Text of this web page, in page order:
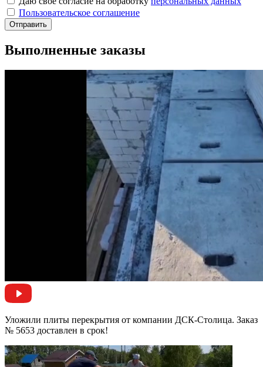
Пользовательское соглашение
Отправить
Выполненные заказы
Уложили плиты перекрытия от компании ДСК-Столица. Заказ
№ 5653 доставлен в срок!